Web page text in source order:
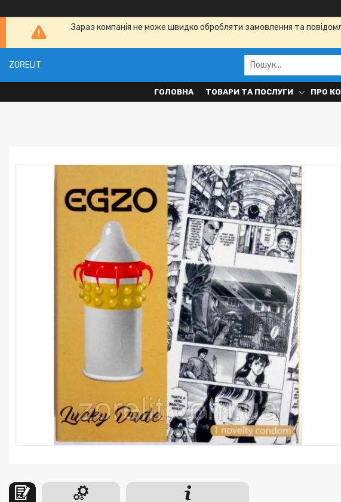
Зараз компанія не може швидко обробляти замовлення та
ZORELIT
ГОЛОВНА ТОВАРИ ТА ПОСЛУГИ ПРО